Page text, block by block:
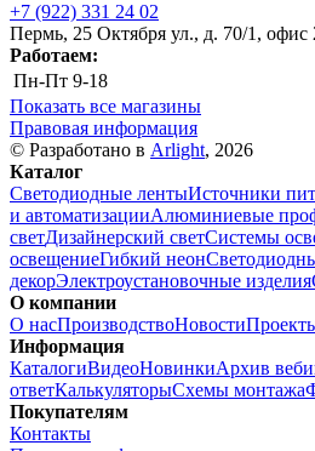
+7 (922) 331 24 02
Пермь, 25 Октября ул., д. 70/1, офис
Работаем:
Пн-Пт 9-18
Показать все магазины
Правовая информация
© Разработано в Arlight, 2026
Каталог
Светодиодные лентыИсточники
и автоматизацииАлюминиевые
светДизайнерский светСистемы
освещениеГибкий неон
декорЭлектроустановочные изделия
О компании
О насПроизводствоНовости
Информация
КаталогиВидеоНовинкиАрхив
ответКалькуляторыСхемы монтажа
Покупателям
Контакты